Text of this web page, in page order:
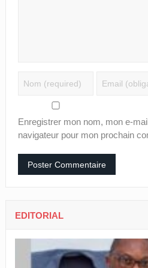
Enregistrer mon nom, mon e-
navigateur pour mon prochain
EDITORIAL